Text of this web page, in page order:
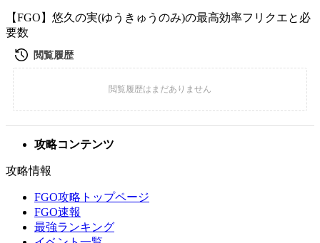
【FGO】悠久の実(ゆうきゅうのみ)の最高効率フリクエと必
要数
攻略コンテンツ
攻略情報
FGO攻略トップページ
FGO速報
最強ランキング